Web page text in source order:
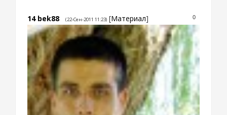
0
14 bek88 (22-Сен-2011 11:23) [Материал]